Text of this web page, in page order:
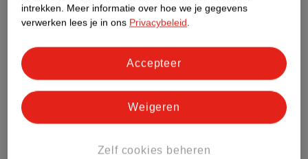
Bestel & Bezorginformatie
Bekijk ook
999 Games Alle Bordspellen
intrekken. Meer informatie over hoe we je gegevens
verwerken lees je in ons Privacybeleid.
Zelf cookies beheren
Weigeren
Accepteer